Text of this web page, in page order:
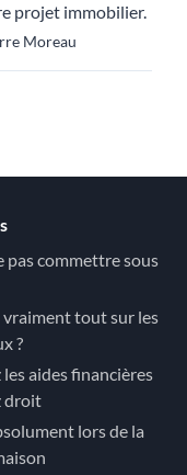
projet immobilier.
Moreau
pas commettre sous
tout sur les
?
aides financières
droit
lors de la